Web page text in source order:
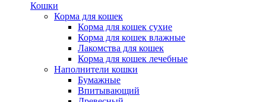
Кошки
Корма для кошек
Корма для кошек сухие
Корма для кошек влажные
Лакомства для кошек
Корма для кошек лечебные
Наполнители кошки
Бумажные
Впитывающий